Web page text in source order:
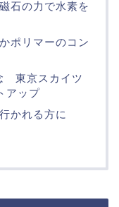
石の力で水素を
ポリマーのコン
東京スカイツ
アップ
かれる方に